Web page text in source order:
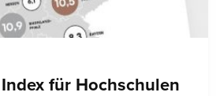
für Hochschulen